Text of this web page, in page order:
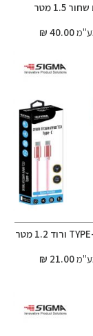
1.5 מטר
40.00 ₪
21.00 ₪